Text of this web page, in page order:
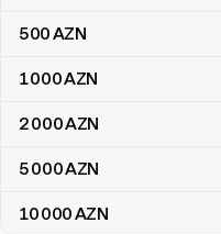
500AZN
1 000AZN
2 000AZN
5 000AZN
10 000AZN